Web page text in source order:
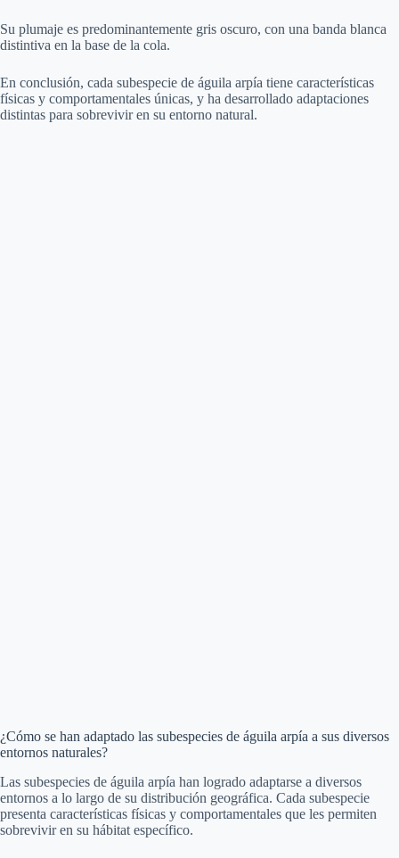
Su plumaje es predominantemente gris oscuro, con una banda blanca
distintiva en la base de la cola.
En conclusión, cada subespecie de águila arpía tiene características
físicas y comportamentales únicas, y ha desarrollado adaptaciones
distintas para sobrevivir en su entorno natural.
¿Cómo se han adaptado las subespecies de águila arpía a sus diversos
entornos naturales?
Las subespecies de águila arpía han logrado adaptarse a diversos
entornos a lo largo de su distribución geográfica. Cada subespecie
presenta características físicas y comportamentales que les permiten
sobrevivir en su hábitat específico.